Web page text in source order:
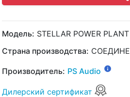
Модель: STELLAR POWER
Страна производства:
Производитель: PS Audio
Дилерский сертификат